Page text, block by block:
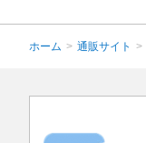
ホーム > 通販サイト >